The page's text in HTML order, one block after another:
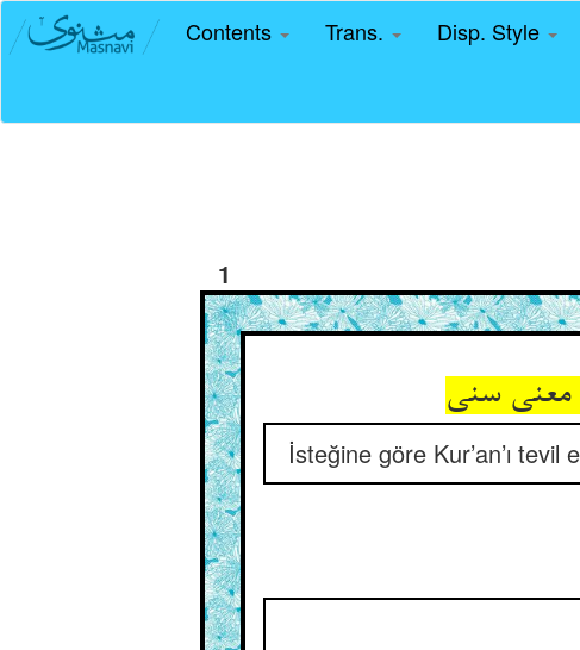
Contents Trans. Disp. Style
1
İsteğine göre Kur’an’ı